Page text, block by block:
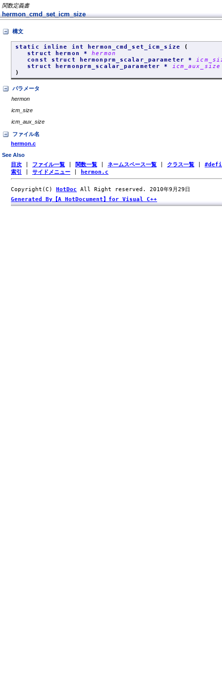
関数定義書
hermon_cmd_set_icm_size
構文
static inline int hermon_cmd_set_icm_size
(
struct hermon *hermon
const struct hermonprm_scalar_parameter *
struct hermonprm_scalar_parameter * icm_aux_size
)
パラメータ
hermon
icm_size
icm_aux_size
ファイル名
hermon.c
See Also
目次 ファイル一覧 関数一覧 ネームスペース一覧 クラス一覧
索引
サイドメニュー hermon.c
Copyright(C) HotDoc All Right reserved. 2010年9月29日
Generated By【A HotDocument】for Visual C++